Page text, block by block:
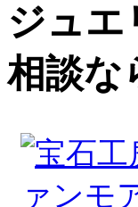
ジュエ
相談な